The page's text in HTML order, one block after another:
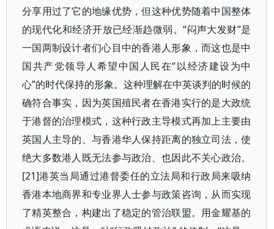
分享用过了它的地缘优势，但这种优势随着中国整体
的现代化和经济开放已经渐趋微弱。“闷声大发财”是
一国两制设计者们心目中的香港人形象，而这也是中
国共产党领导人希望中国人民在“以经济建设为中
心”的时代保持的形象。这种理解在中英谈判的时候的
确符合事实，因为英国殖民者在香港实行的是大政统
于港督的治理模式，这种行政主导模式再加上主要由
英国人主导的、与香港华人保持距离的独立司法，使
绝大多数港人既无法参与政治、也因此不关心政治。
[21]港英当局通过港督委任的立法局和行政局来吸纳
香港本地商界和专业界人士参与政策咨询，从而实现
了精英整合，构建出了稳定的管治联盟。用金耀基的